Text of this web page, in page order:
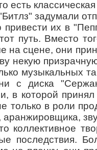
есть
задумали
их в
путь. Вместо
на сцене, они
некую
музыкальных
с диска
в которой
только в роли
аранжировщика,
последствия.